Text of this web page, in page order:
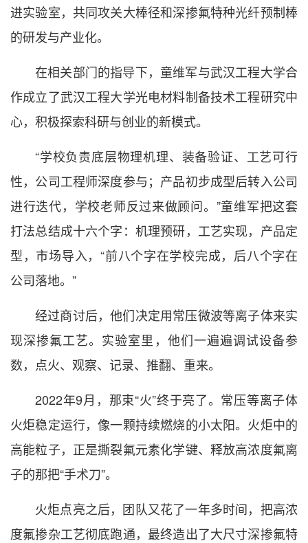
进实验室，共同攻关大棒径和深掺氟特种光纤预制棒
的研发与产业化。
在相关部门的指导下，童维军与武汉工程大学合
作成立了武汉工程大学光电材料制备技术工程研究中
心，积极探索科研与创业的新模式。
“学校负责底层物理机理、装备验证、工艺可行
性，公司工程师深度参与；产品初步成型后转入公司
进行迭代，学校老师反过来做顾问。”童维军把这套
打法总结成十六个字：机理预研，工艺实现，产品定
型，市场导入，“前八个字在学校完成，后八个字在
公司落地。”
经过商讨后，他们决定用常压微波等离子体来实
现深掺氟工艺。实验室里，他们一遍遍调试设备参
数，点火、观察、记录、推翻、重来。
2022年9月，那束“火”终于亮了。常压等离子体
火炬稳定运行，像一颗持续燃烧的小太阳。火炬中的
高能粒子，正是撕裂氟元素化学键、释放高浓度氟离
子的那把“手术刀”。
火炬点亮之后，团队又花了一年多时间，把高浓
度氟掺杂工艺彻底跑通，最终造出了大尺寸深掺氟特